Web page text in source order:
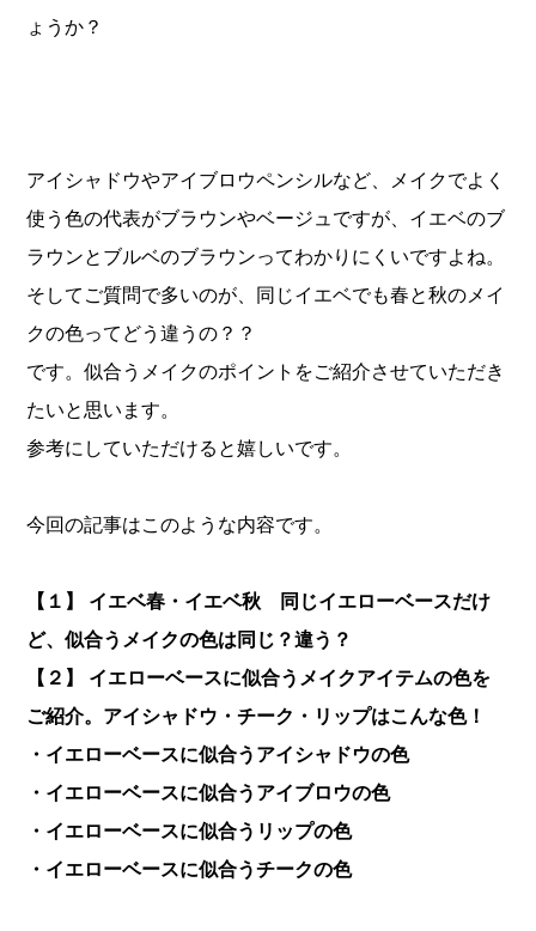
ょうか？
アイシャドウやアイブロウペンシルなど、メイクでよく
使う色の代表がブラウンやベージュですが、イエベのブ
ラウンとブルベのブラウンってわかりにくいですよね。
そしてご質問で多いのが、同じイエベでも春と秋のメイ
クの色ってどう違うの？？
です。似合うメイクのポイントをご紹介させていただき
たいと思います。
参考にしていただけると嬉しいです。
今回の記事はこのような内容です。
【１】 イエベ春・イエベ秋 同じイエローベースだけ
ど、似合うメイクの色は同じ？違う？
【２】 イエローベースに似合うメイクアイテムの色を
ご紹介。アイシャドウ・チーク・リップはこんな色！
・イエローベースに似合うアイシャドウの色
・イエローベースに似合うアイブロウの色
・イエローベースに似合うリップの色
・イエローベースに似合うチークの色